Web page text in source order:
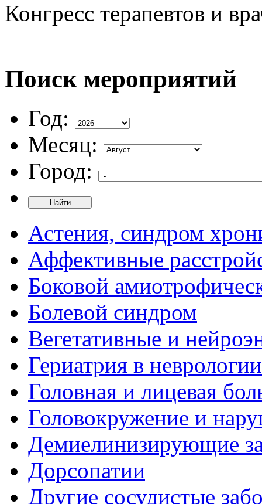
Конгресс терапевтов и
Поиск мероприятий
Год:
Месяц:
Город:
Найти
Астения, синдром
Аффективные
Боковой
Болевой синдром
Вегетативные и
Гериатрия в неврологии
Головная и лицевая
Головокружение и
Демиелинизирующие
Дорсопатии
Другие сосудистые